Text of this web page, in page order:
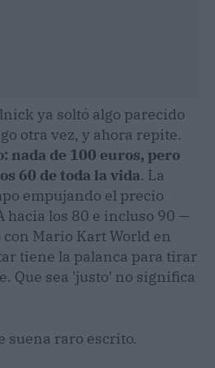
ya soltó algo parecido
otra vez, y ahora repite.
nada de 100 euros, pero
60 de toda la vida. La
empujando el precio
hacia los 80 e incluso 90 —
Mario Kart World en
tiene la palanca para tirar
Que sea 'justo' no significa
suena raro escrito.